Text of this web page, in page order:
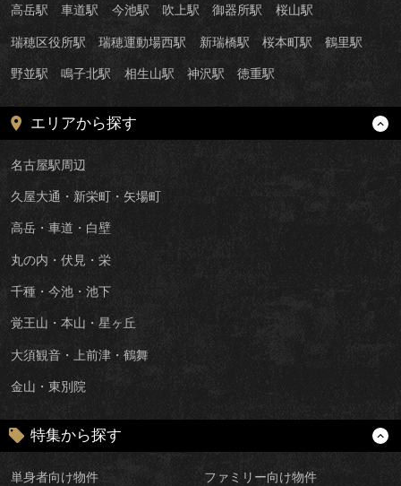
高岳駅 車道駅 今池駅 吹上駅 御器所駅 桜山駅
瑞穂区役所駅 瑞穂運動場西駅 新瑞橋駅 桜本町駅 鶴里駅
野並駅 鳴子北駅 相生山駅 神沢駅 徳重駅
エリアから探す
名古屋駅周辺
久屋大通・新栄町・矢場町
高岳・車道・白壁
丸の内・伏見・栄
千種・今池・池下
覚王山・本山・星ヶ丘
大須観音・上前津・鶴舞
金山・東別院
特集から探す
単身者向け物件 ファミリー向け物件